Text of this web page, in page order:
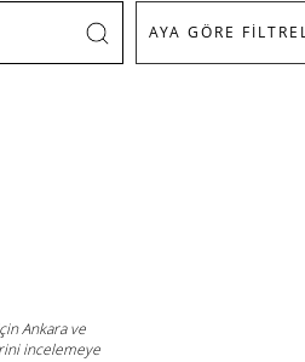
Ankara ve
incelemeye